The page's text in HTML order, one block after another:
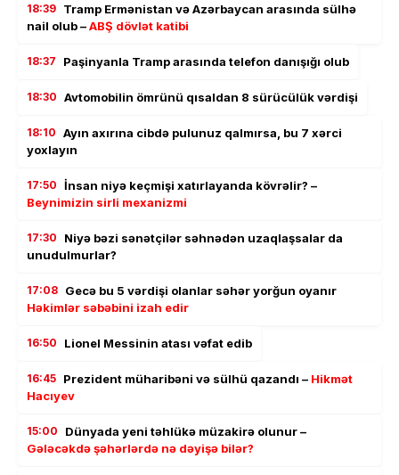
18:39 Tramp Ermənistan və Azərbaycan arasında sülhə
nail olub –ABŞ dövlət katibi
18:37 Paşinyanla Tramp arasında telefon danışığı olub
18:30 Avtomobilin ömrünü qısaldan 8 sürücülük vərdişi
18:10 Ayın axırına cibdə pulunuz qalmırsa, bu 7 xərci
yoxlayın
17:50 İnsan niyə keçmişi xatırlayanda kövrəlir? –
Beynimizin sirli mexanizmi
17:30
Niyə bəzi sənətçilər səhnədən uzaqlaşsalar da
unudulmurlar?
17:08 Gecə bu 5 vərdişi olanlar səhər yorğun oyanır
Həkimlər səbəbini izah edir
16:50 Lionel Messinin atası vəfat edib
16:45 Prezident müharibəni və sülhü qazandı – Hikmət
Hacıyev
15:00
Dünyada yeni təhlükə müzakirə olunur –
Gələcəkdə şəhərlərdə nə dəyişə bilər?